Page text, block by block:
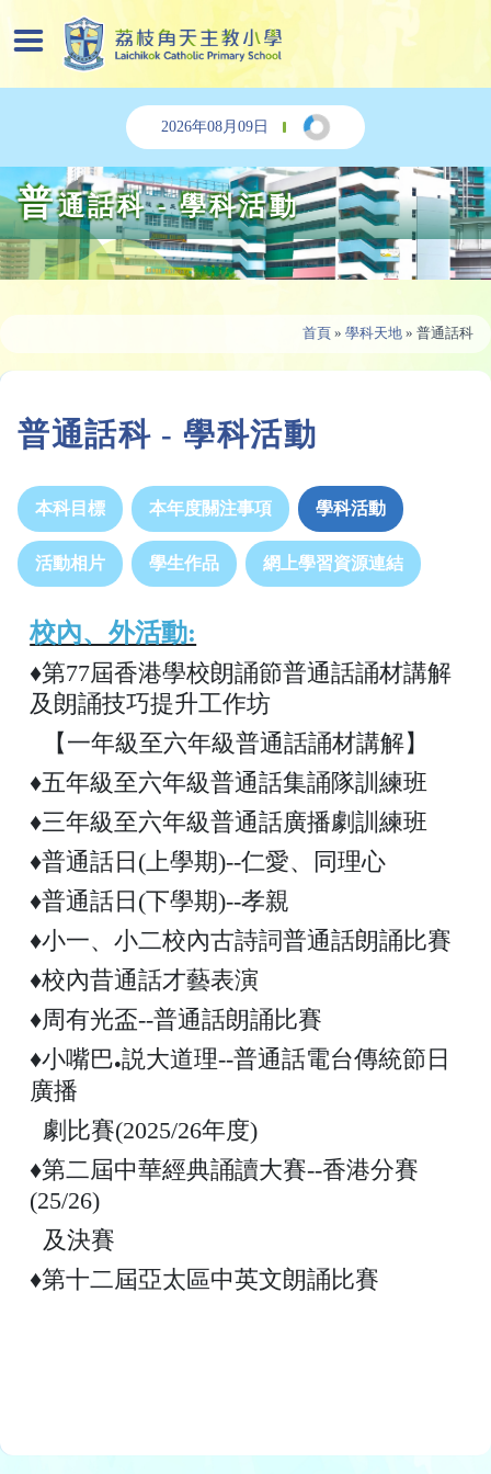
2026年08月09日
普通話科 - 學科活動
首頁 » 學科天地 » 普通話科
普通話科 - 學科活動
本科目標 本年度關注事項 學科活動
活動相片 學生作品 網上學習資源連結
校內、外活動:
♦第77屆香港學校朗誦節普通話誦材講解
及朗誦技巧提升工作坊
【一年級至六年級普通話誦材講解】
♦五年級至六年級普通話集誦隊訓練班
♦三年級至六年級普通話廣播劇訓練班
♦普通話日(上學期)--仁愛、同理心
♦普通話日(下學期)--孝親
♦小一、小二校內古詩詞普通話朗誦比賽
♦校內昔通話才藝表演
♦周有光盃--普通話朗誦比賽
♦小嘴巴●説大道理--普通話電台傳統節日
廣播
劇比賽(2025/26年度)
♦第二屆中華經典誦讀大賽--香港分賽
(25/26)
及決賽
♦第十二屆亞太區中英文朗誦比賽